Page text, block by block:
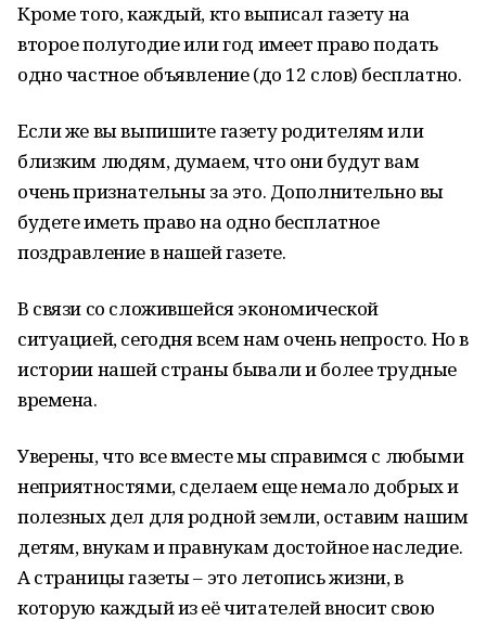
Кроме того, каждый, кто выписал газету на
второе полугодие или год имеет право подать
одно частное объявление (до 12 слов) бесплатно.
Если же вы выпишите газету родителям или
близким людям, думаем, что они будут вам
очень признательны за это. Дополнительно вы
будете иметь право на одно бесплатное
поздравление в нашей газете.
В связи со сложившейся экономической
ситуацией, сегодня всем нам очень непросто. Но в
истории нашей страны бывали и более трудные
времена.
Уверены, что все вместе мы справимся с любыми
неприятностями, сделаем еще немало добрых и
полезных дел для родной земли, оставим нашим
детям, внукам и правнукам достойное наследие.
А страницы газеты – это летопись жизни, в
которую каждый из её читателей вносит свою